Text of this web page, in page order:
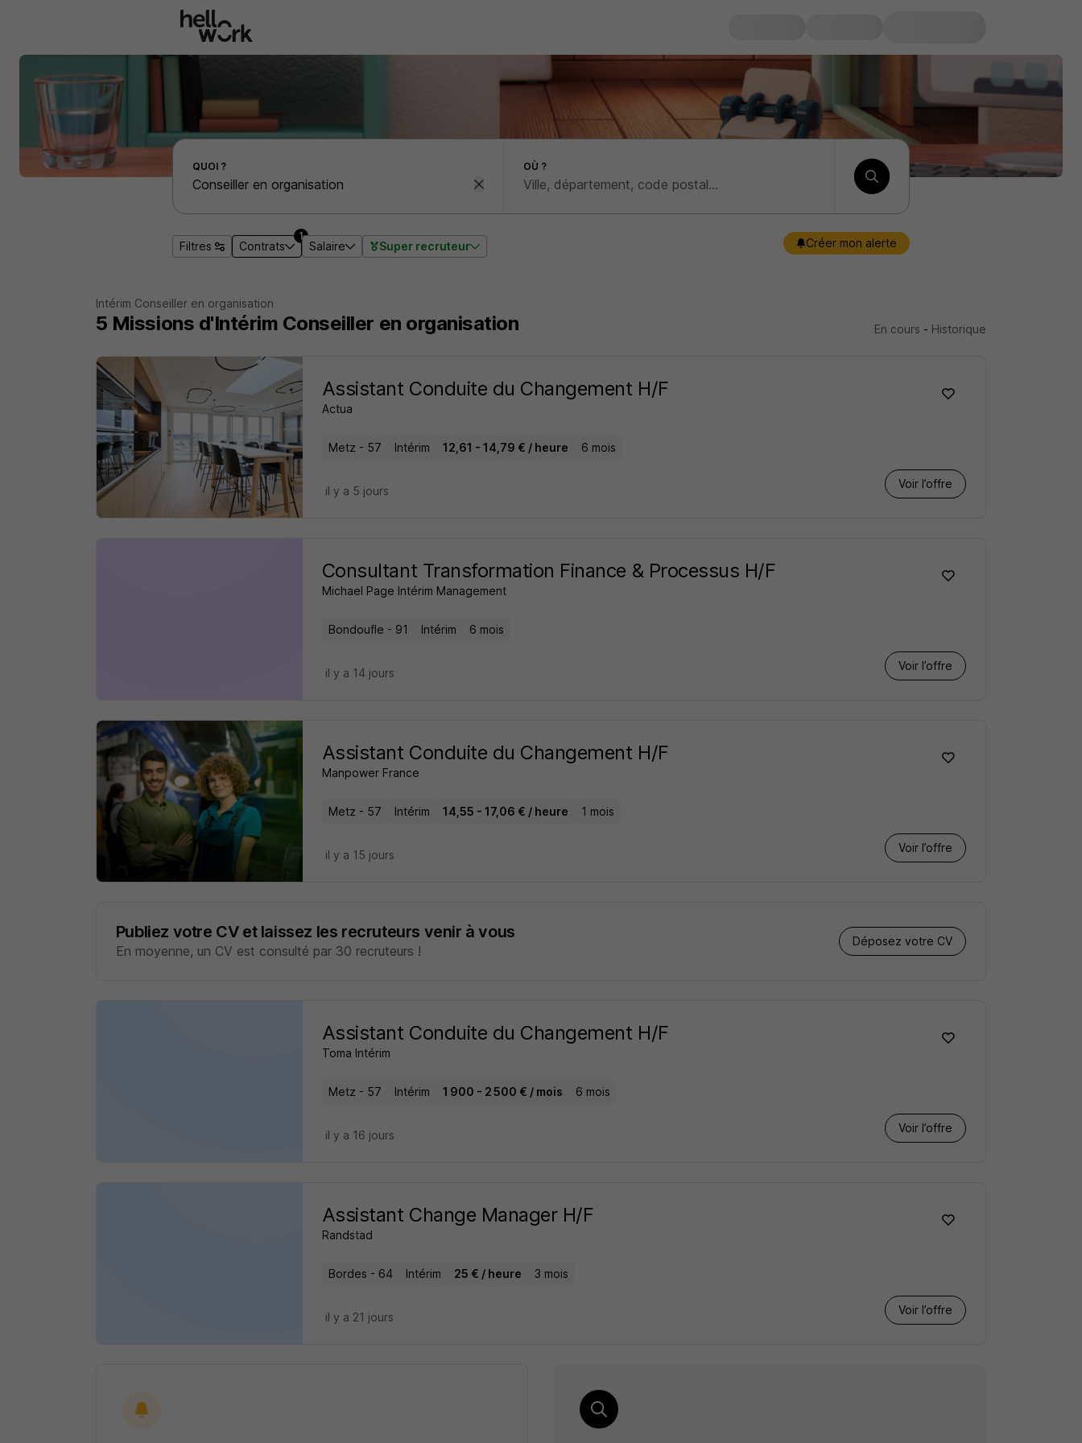
Effectuer une recherche d'emploi par localité
QUOI ? OÙ ?
Filtres Contrats
1
Salaire Super recruteur Créer mon alerte
Intérim Conseiller en organisation
5 Missions d'Intérim Conseiller en organisation En cours - Historique
Assistant Conduite du Changement H/F
Actua
Metz - 57 Intérim 12,61 - 14,79 € / heure 6 mois
Voir l’offre
il y a 5 jours
Consultant Transformation Finance & Processus H/F
Michael Page Intérim Management
Bondoufle - 91 Intérim 6 mois
Voir l’offre
il y a 14 jours
Assistant Conduite du Changement H/F
Manpower France
Metz - 57 Intérim 14,55 - 17,06 € / heure 1 mois
Voir l’offre
il y a 15 jours
Publiez votre CV et laissez les recruteurs venir à vous
En moyenne, un CV est consulté par 30 recruteurs !
Déposez votre CV
Assistant Conduite du Changement H/F
Toma Intérim
Metz - 57 Intérim 1 900 - 2 500 € / mois 6 mois
Voir l’offre
il y a 16 jours
Assistant Change Manager H/F
Randstad
Bordes - 64 Intérim 25 € / heure 3 mois
Voir l’offre
il y a 21 jours